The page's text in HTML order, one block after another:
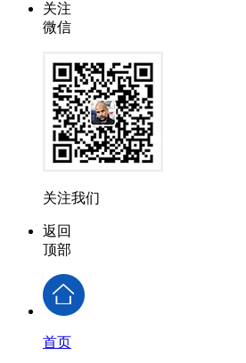
关注
微信
关注我们
返回
顶部
首页